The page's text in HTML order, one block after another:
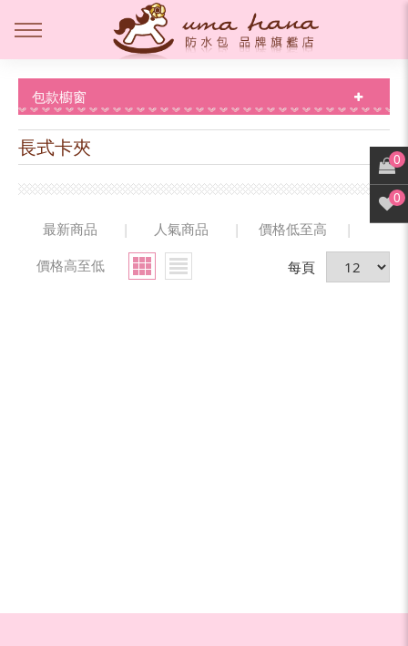
包款櫥窗
長式卡夾
最新商品 | 人氣商品 | 價格低至高
|
價格高至低
每頁
0
0